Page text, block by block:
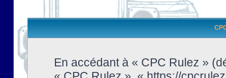
En accédant à « CPC Rulez »